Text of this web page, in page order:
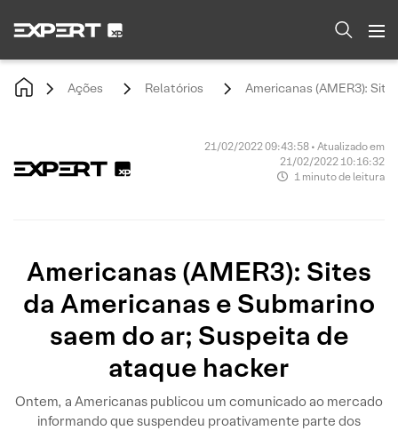
Ações Relatórios Americanas (AMER3):
21/02/2022 09:43:58 • Atualizado em
21/02/2022 10:16:32
1 minuto de leitura
Americanas (AMER3): Sites
da Americanas e Submarino
saem do ar; Suspeita de
ataque hacker
Ontem, a Americanas publicou um comunicado ao mercado
informando que suspendeu proativamente parte dos